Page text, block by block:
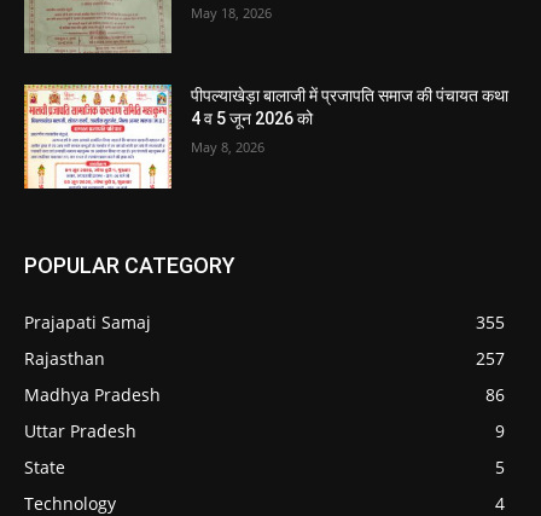
May 18, 2026
पीपल्याखेड़ा बालाजी में प्रजापति समाज की पंचायत कथा
4 व 5 जून 2026 को
May 8, 2026
POPULAR CATEGORY
Prajapati Samaj
355
Rajasthan
257
Madhya Pradesh
86
Uttar Pradesh
9
State
5
Technology
4